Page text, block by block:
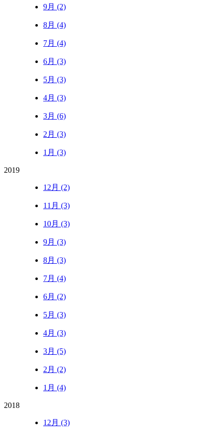
9月 (2)
8月 (4)
7月 (4)
6月 (3)
5月 (3)
4月 (3)
3月 (6)
2月 (3)
1月 (3)
2019
12月 (2)
11月 (3)
10月 (3)
9月 (3)
8月 (3)
7月 (4)
6月 (2)
5月 (3)
4月 (3)
3月 (5)
2月 (2)
1月 (4)
2018
12月 (3)